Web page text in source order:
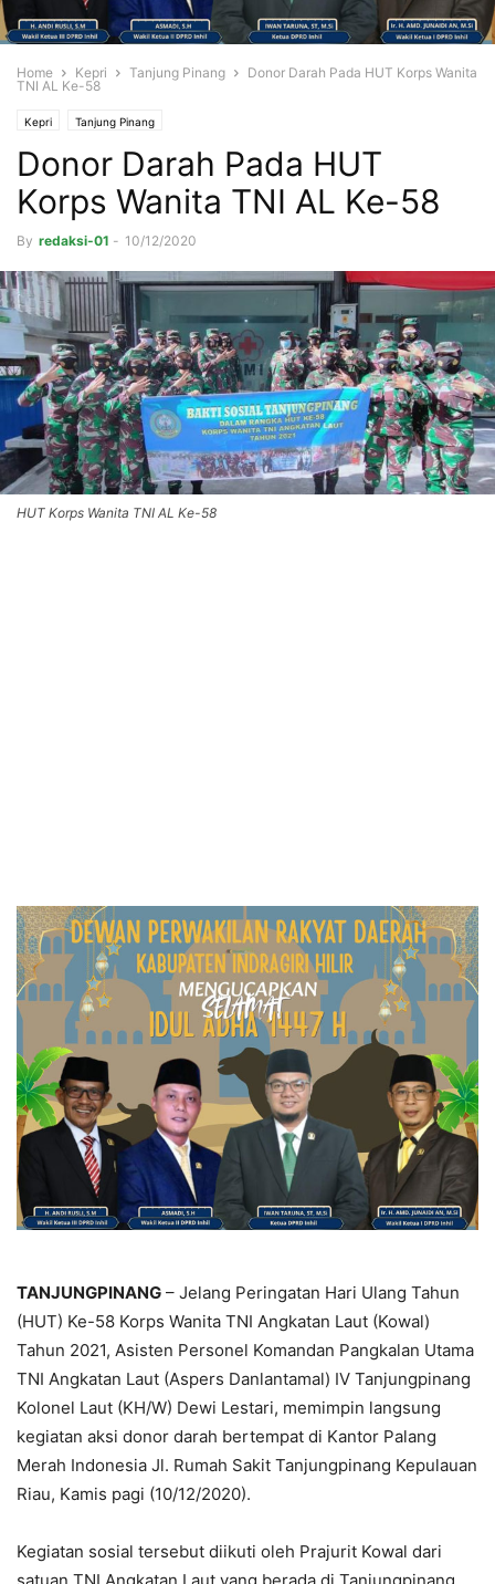
Home Kepri Tanjung Pinang
Donor Darah Pada HUT Korps Wanita
TNI AL Ke-58
Kepri Tanjung Pinang
Donor Darah Pada HUT
Korps Wanita TNI AL Ke-58
By redaksi-01 - 10/12/2020
HUT Korps Wanita TNI AL Ke-58
TANJUNGPINANG – Jelang Peringatan Hari Ulang Tahun
(HUT) Ke-58 Korps Wanita TNI Angkatan Laut (Kowal)
Tahun 2021, Asisten Personel Komandan Pangkalan Utama
TNI Angkatan Laut (Aspers Danlantamal) IV Tanjungpinang
Kolonel Laut (KH/W) Dewi Lestari, memimpin langsung
kegiatan aksi donor darah bertempat di Kantor Palang
Merah Indonesia Jl. Rumah Sakit Tanjungpinang Kepulauan
Riau, Kamis pagi (10/12/2020).
Kegiatan sosial tersebut diikuti oleh Prajurit Kowal dari